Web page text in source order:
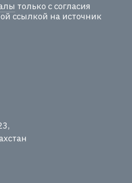
только с согласия
ссылкой на источник